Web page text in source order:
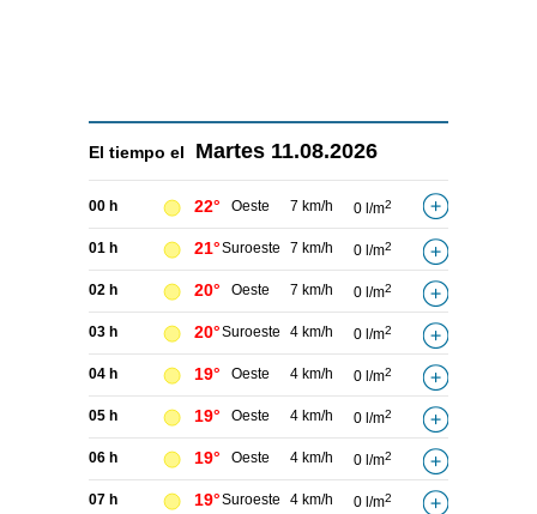
El tiempo el Martes 11.08.2026
00 h 22° Oeste 7 km/h 0 l/m2
01 h 21°Suroeste 7 km/h 0 l/m2
02 h 20° Oeste 7 km/h 0 l/m2
03 h 20°Suroeste 4 km/h 0 l/m2
04 h 19° Oeste 4 km/h 0 l/m2
05 h 19° Oeste 4 km/h 0 l/m2
06 h 19° Oeste 4 km/h 0 l/m2
07 h 19°Suroeste 4 km/h 0 l/m2